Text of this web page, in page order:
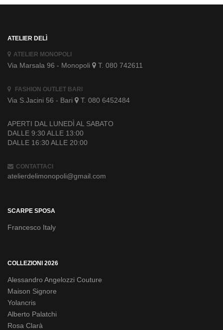
ATELIER DELÌ
ATELIER MONOPOLI
Via Marsala 96 - Monopoli T. 080 742611
FASHION OUTLET BARI
Via S.Jacini 56 - Bari T. 080 6452484
APERTI DAL LUNEDÌ AL SABATO
DALLE 9:30 ALLE 13:00
DALLE 16:30 ALLE 20:00
CONTATTACI
atelierdelimonopoli@gmail.com
SCARPE SPOSA
Francesco Italy
COLLEZIONI 2026
Alessandro Angelozzi Couture
Maison Signore
Yolancris
Alberto Palatchi
Rosa Clarà